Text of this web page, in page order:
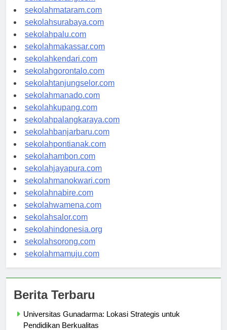
sekolahserang.com
sekolahmataram.com
sekolahsurabaya.com
sekolahpalu.com
sekolahmakassar.com
sekolahkendari.com
sekolahgorontalo.com
sekolahtanjungselor.com
sekolahmanado.com
sekolahkupang.com
sekolahpalangkaraya.com
sekolahbanjarbaru.com
sekolahpontianak.com
sekolahambon.com
sekolahjayapura.com
sekolahmanokwari.com
sekolahnabire.com
sekolahwamena.com
sekolahsalor.com
sekolahindonesia.org
sekolahsorong.com
Universitas Gunadarma: Lokasi Strategis untuk